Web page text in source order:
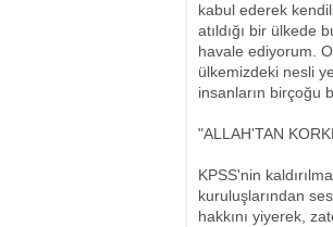
kabul ederek
atıldığı bir ülkede
havale ediyorum.
ülkemizdeki nesli
insanların birçoğu
"ALLAH'TAN
KPSS'nin
kuruluşlarından
hakkını yiyerek,